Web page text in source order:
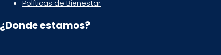
Políticas de Bienestar
¿Donde estamos?